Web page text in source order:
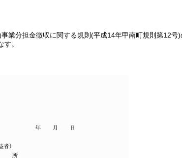
業分担金徴収に関する規則 (平成14年甲南町規則第12号)
。